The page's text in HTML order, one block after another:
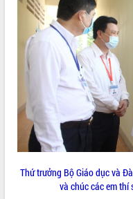
ĐIỂM TIN VĂN BẢN
QUY HOẠCH - KẾ HOẠCH
Thứ trưởng Bộ Giáo dục và
và chúc các em